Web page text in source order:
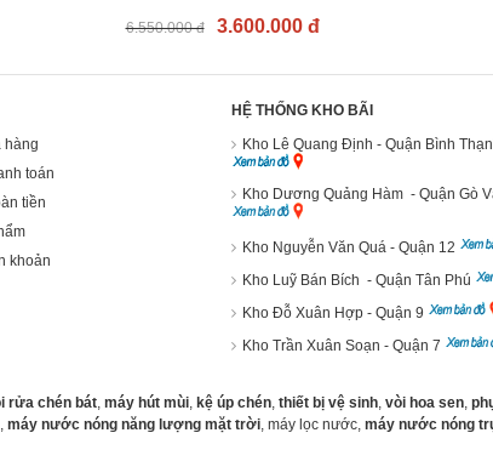
6.550.000 đ 3.600.000 đ
hàng
toán
tiền
khoản
HỆ THỐNG KHO BÃI
Kho Lê Quang Định - Quận Bình
Kho Dương Quảng Hàm - Quận Gò
Kho Nguyễn Văn Quá - Quận 12
Kho Luỹ Bán Bích - Quận Tân Phú
Kho Đỗ Xuân Hợp - Quận 9
Kho Trần Xuân Soạn - Quận 7
rửa chén bát, máy hút mùi, kệ úp chén, thiết bị vệ sinh, vòi hoa sen,
, máy nước nóng năng lượng mặt trời, máy lọc nước, máy nước nóng